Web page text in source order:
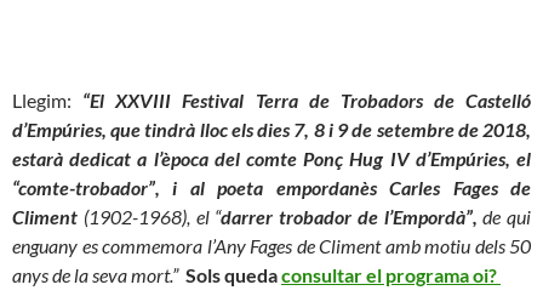
Llegim: “El XXVIII Festival Terra de Trobadors de Castelló
d’Empúries, que tindrà lloc els dies 7, 8 i 9 de setembre de 2018,
estarà dedicat a l’època del comte Ponç Hug IV d’Empúries, el
“comte-trobador”, i al poeta empordanès Carles Fages de
Climent (1902-1968), el “darrer trobador de l’Empordà”, de qui
enguany es commemora l’Any Fages de Climent amb motiu dels 50
anys de la seva mort.” Sols quedaconsultar el programa oi?